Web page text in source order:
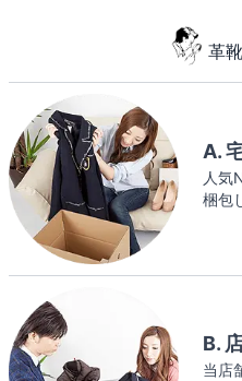
革
A.
人気
梱包
B.
当店